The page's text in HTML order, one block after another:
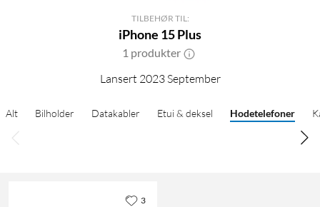
TILBEHØR TIL:
iPhone 15 Plus
1 produkter
Lansert 2023 September
Alt Bilholder Datakabler Etui & deksel Hodetelefoner
3